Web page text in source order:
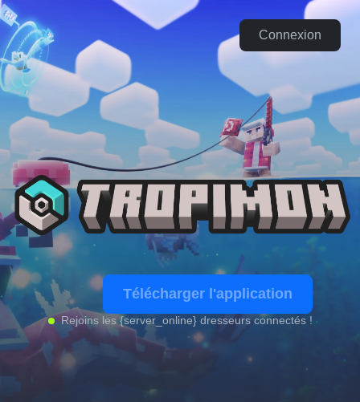
Connexion
Télécharger l'application
Rejoins les {server_online} dresseurs connectés !